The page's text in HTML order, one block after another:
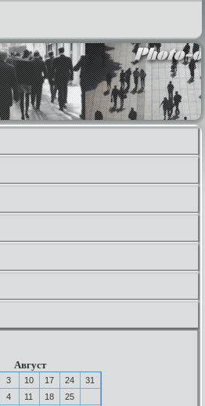
Август
3 10 17 24
31
4 11 18
25